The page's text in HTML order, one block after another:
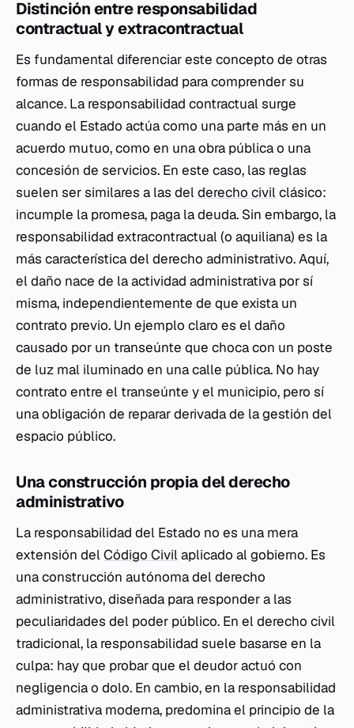
Distinción entre responsabilidad
contractual y extracontractual
Es fundamental diferenciar este concepto de otras
formas de responsabilidad para comprender su
alcance. La responsabilidad contractual surge
cuando el Estado actúa como una parte más en un
acuerdo mutuo, como en una obra pública o una
concesión de servicios. En este caso, las reglas
suelen ser similares a las delderecho civilclásico:
incumple la promesa, paga la deuda. Sin embargo, la
responsabilidad extracontractual (o aquiliana) es la
más característica del derecho administrativo. Aquí,
el daño nace de la actividad administrativa por sí
misma, independientemente de que exista un
contrato previo. Un ejemplo claro es el daño
causado por un transeúnte que choca con un poste
de luz mal iluminado en una calle pública. No hay
contrato entre el transeúnte y el municipio, pero sí
una obligación de reparar derivada de la gestión del
espacio público.
Una construcción propia del derecho
administrativo
La responsabilidad del Estado no es una mera
extensión delCódigo Civilaplicado al gobierno. Es
una construcción autónoma del derecho
administrativo, diseñada para responder a las
peculiaridades del poder público. En el derecho civil
tradicional, la responsabilidad suele basarse en la
culpa: hay que probar que el deudor actuó con
negligencia o dolo. En cambio, en la responsabilidad
administrativa moderna, predomina el principio de la